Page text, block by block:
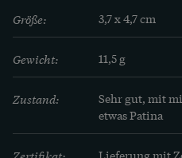
aufbesserten.
Größe: 3,7 x 4,7 cm
Gewicht: 11,5 g
Zustand:
Sehr gut, mit
etwas Patina